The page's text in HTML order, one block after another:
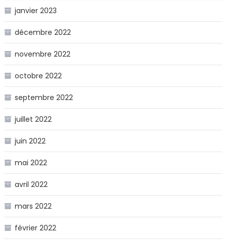
janvier 2023
décembre 2022
novembre 2022
octobre 2022
septembre 2022
juillet 2022
juin 2022
mai 2022
avril 2022
mars 2022
février 2022